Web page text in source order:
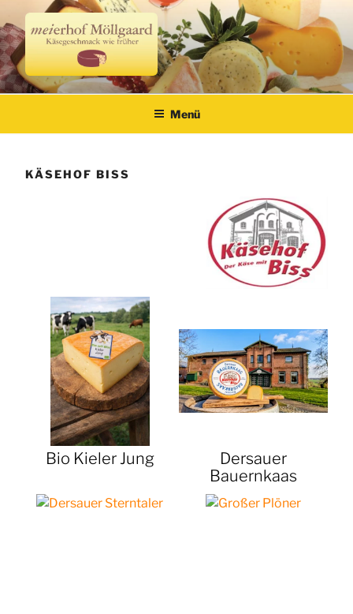
Inhalt
springen
Meierhof Möllgaard
Käsegeschmack wie früher
Menü
KÄSEHOF BISS
Bio Kieler Jung
Dersauer
Bauernkaas